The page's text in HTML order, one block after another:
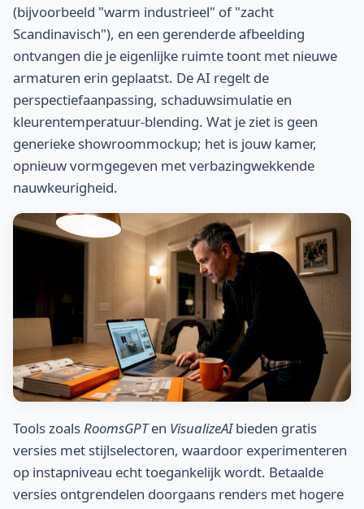
(bijvoorbeeld "warm industrieel" of "zacht
Scandinavisch"), en een gerenderde afbeelding
ontvangen die je eigenlijke ruimte toont met nieuwe
armaturen erin geplaatst. De AI regelt de
perspectiefaanpassing, schaduwsimulatie en
kleurentemperatuur-blending. Wat je ziet is geen
generieke showroommockup; het is jouw kamer,
opnieuw vormgegeven met verbazingwekkende
nauwkeurigheid.
Tools zoalsRoomsGPTen VisualizeAIbieden gratis
versies met stijlselectoren, waardoor experimenteren
op instapniveau echt toegankelijk wordt. Betaalde
versies ontgrendelen doorgaans renders met hogere